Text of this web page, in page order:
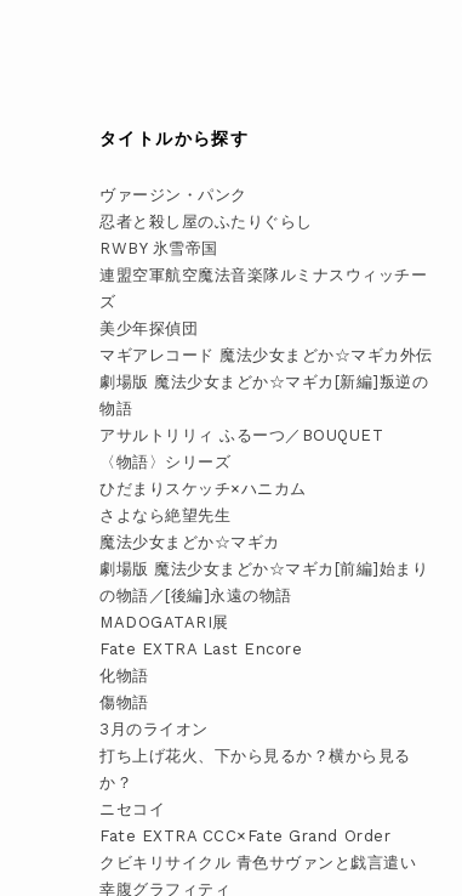
タイトルから探す
ヴァージン・パンク
忍者と殺し屋のふたりぐらし
RWBY 氷雪帝国
連盟空軍航空魔法音楽隊ルミナスウィッチー
ズ
美少年探偵団
マギアレコード 魔法少女まどか☆マギカ外伝
劇場版 魔法少女まどか☆マギカ[新編]叛逆の
物語
アサルトリリィ ふるーつ／BOUQUET
〈物語〉シリーズ
ひだまりスケッチ×ハニカム
さよなら絶望先生
魔法少女まどか☆マギカ
劇場版 魔法少女まどか☆マギカ[前編]始まり
の物語／[後編]永遠の物語
MADOGATARI展
Fate EXTRA Last Encore
化物語
傷物語
3月のライオン
打ち上げ花火、下から見るか？横から見る
か？
ニセコイ
Fate EXTRA CCC×Fate Grand Order
クビキリサイクル 青色サヴァンと戯言遣い
幸腹グラフィティ